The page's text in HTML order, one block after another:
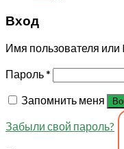
Вход
Имя пользователя или
Пароль*
Запомнить меня
Забыли свой пароль?